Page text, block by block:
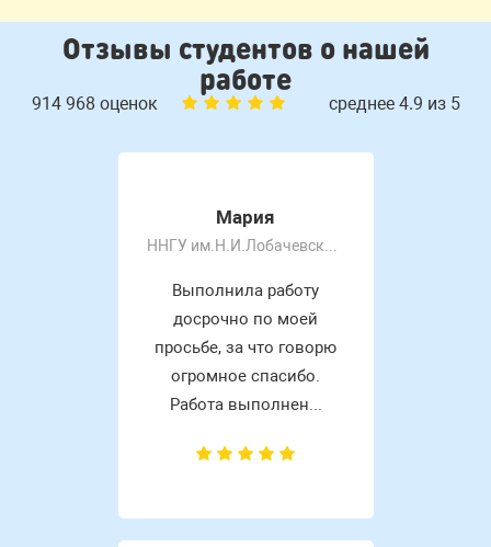
Отзывы студентов о нашей
работе
914 968 оценок среднее 4.9 из 5
Мария
Выполнила работу
досрочно по моей
просьбе, за что говорю
огромное спасибо.
Работа выполнен...